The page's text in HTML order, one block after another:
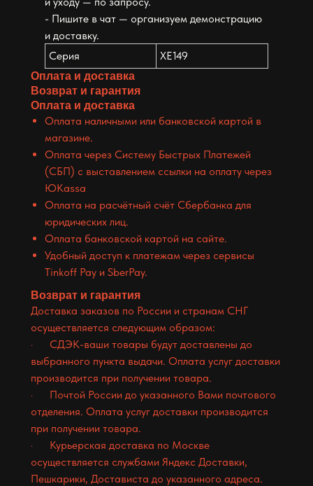
- Пишите в чат — организуем демонстрацию
и доставку.
Серия
XE149
Оплата и доставка
Возврат и гарантия
Оплата и доставка
Оплата наличными или банковской картой в
магазине.
Оплата через Систему Быстрых Платежей
(СБП) с выставлением ссылки на оплату через
ЮKassa
Оплата на расчётный счёт Сбербанка для
юридических лиц.
Оплата банковской картой на сайте.
Удобный доступ к платежам через сервисы
Tinkoff Pay и SberPay.
Возврат и гарантия
Доставка заказов по России и странам СНГ
осуществляется следующим образом:
· СДЭК-ваши товары будут доставлены до
выбранного пункта выдачи. Оплата услуг доставки
производится при получении товара.
· Почтой России до указанного Вами почтового
отделения. Оплата услуг доставки производится
при получении товара.
· Курьерская доставка по Москве
осуществляется службами Яндекс Доставки,
Пешкарики, Достависта до указанного адреса.